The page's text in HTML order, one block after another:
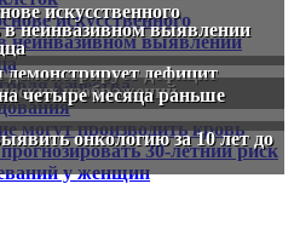
искусственного
неинвазивном выявлении
демонстрирует дефицит
изображений
четыре месяца раньше
онкологию за 10 лет до